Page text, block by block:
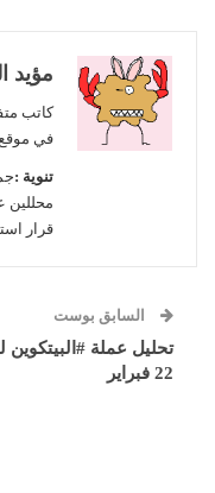
مؤيد
كاتب
في موقع
تنوية :
محللين
قرار
السابق بوست
تحليل عملة #البيتكوين
22 فبراير